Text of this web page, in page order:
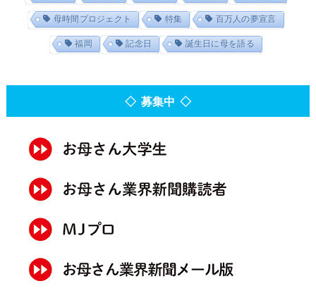
母時間プロジェクト 特集 百万人の夢宣言
福岡 記念日 誕生日に母を語る
◇ 募集中 ◇